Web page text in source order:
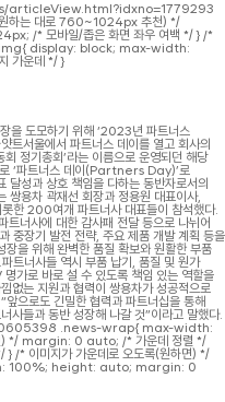
articleView.html?idxno=1779293
는 대로 760~1024px 추천) */
/* 모바일/좁은 화면 좌우 여백 */ } /*
img{ display: block; max-width:
가운데 */ }
을 도모하기 위해 ‘2023년 파트너스
트서울에서 파트너스 데이를 열고 회사의
정기총회’라는 이름으로 운영되던 해당
‘파트너스 데이(Partners Day)’로
달성과 상호 책임을 다하는 동반자로서의
쌍용차 곽재선 회장과 정용원 대표이사,
한 200여개 파트너사 대표들이 참석했다.
트너사에 대한 감사패 전달 등으로 나뉘어
중장기 발전 전략, 주요 제품 개발 계획 등을
을 위해 완벽한 품질 확보와 원활한 부품
트너사들 역시 부품 납기, 품질 및 원가
가로 바로 설 수 있도록 책임 있는 역할을
없는 지원과 협력이 쌍용차가 성공적으로
으로도 긴밀한 협력과 파트너십을 통해
사들과 동반 성장해 나갈 것”이라고 말했다.
.news-wrap{ max-width:
*/ margin: 0 auto; /* 가운데 정렬 */
* 이미지가 가운데로 오도록(원하면) */
100%; height: auto; margin: 0